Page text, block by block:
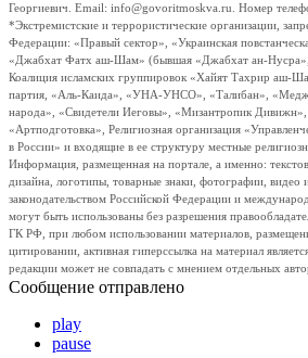
Георгиевич. Email: info@govoritmoskva.ru. Номер
*Экстремистские и террористические организации,
Федерации: «Правый сектор», «Украинская
«Джабхат Фатх аш-Шам» (бывшая «Джабхат ан-
Коалиция исламских группировок «Хайят Тахрир аш-
партия, «Аль-Каида», «УНА-УНСО», «Талибан»,
народа», «Свидетели Иеговы», «Мизантропик Дивижн»,
«Артподготовка», Религиозная организация
в России» и входящие в ее структуру местные
Информация, размещенная на портале, а именно:
дизайна, логотипы, товарные знаки, фотографии, видео
законодательством Российской Федерации и
могут быть использованы без разрешения
ГК РФ, при любом использовании материалов,
цитировании, активная гиперссылка на материал
редакции может не совпадать с мнением отдельных
Сообщение отправлено
play
pause